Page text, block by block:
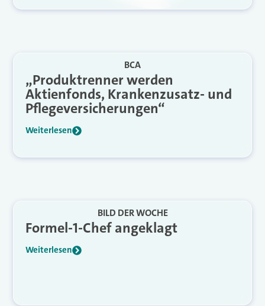
BCA
„Produktrenner werden
Aktienfonds, Krankenzusatz- und
Pflegeversicherungen“
Weiterlesen
BILD DER WOCHE
Formel-1-Chef angeklagt
Weiterlesen